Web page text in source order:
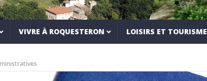
VIVRE À ROQUESTERON LOISIRS ET TOURISME